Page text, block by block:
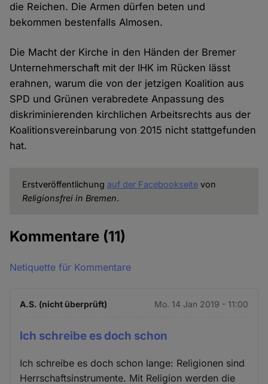
die Reichen. Die Armen dürfen beten und
bekommen bestenfalls Almosen.
Die Macht der Kirche in den Händen der Bremer
Unternehmerschaft mit der IHK im Rücken lässt
erahnen, warum die von der jetzigen Koalition aus
SPD und Grünen verabredete Anpassung des
diskriminierenden kirchlichen Arbeitsrechts aus der
Koalitionsvereinbarung von 2015 nicht stattgefunden
hat.
Erstveröffentlichung auf der Facebookseitevon
Religionsfrei in Bremen.
Kommentare (11)
Netiquette für Kommentare
A.S. (nicht überprüft) Mo. 14 Jan 2019 - 11:00
Ich schreibe es doch schon
Ich schreibe es doch schon lange: Religionen sind
Herrschaftsinstrumente. Mit Religion werden die